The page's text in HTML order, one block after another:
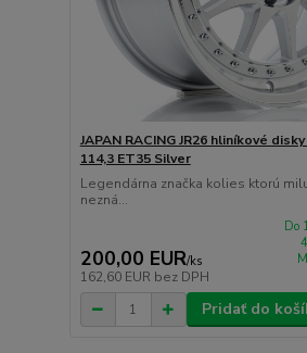
JAPAN RACING JR26 hliníkové
114,3 ET35 Silver
Legendárna značka kolies ktorú
nezná...
200,00 EUR/ks
162,60 EUR bez DPH
Do
Pridať do